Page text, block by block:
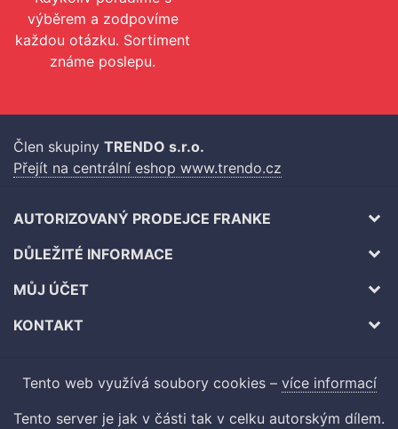
výběrem a zodpovíme
každou otázku. Sortiment
známe poslepu.
Člen skupiny TRENDO s.r.o.
Přejít na centrální eshop www.trendo.cz
AUTORIZOVANÝ PRODEJCE FRANKE
DŮLEŽITÉ INFORMACE
MŮJ ÚČET
KONTAKT
Tento web využívá soubory cookies – více informací
Tento server je jak v části tak v celku autorským dílem.